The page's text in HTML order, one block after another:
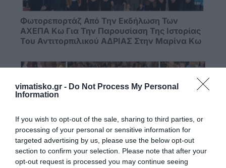
vimatisko.gr - Do Not Process My Personal
Information
If you wish to opt-out of the sale, sharing to third parties, or
processing of your personal or sensitive information for
targeted advertising by us, please use the below opt-out
section to confirm your selection. Please note that after your
opt-out request is processed you may continue seeing
Φωτορεπορτάζ Από Την Εκδήλωση Των
ΑΧΕΠΑ Κω Για Την Παρουσίαση Της Ιστορίας
Του Αντιτορπιλικού ΑΔΡΙΑΣ Στην Μαρίνα Κω